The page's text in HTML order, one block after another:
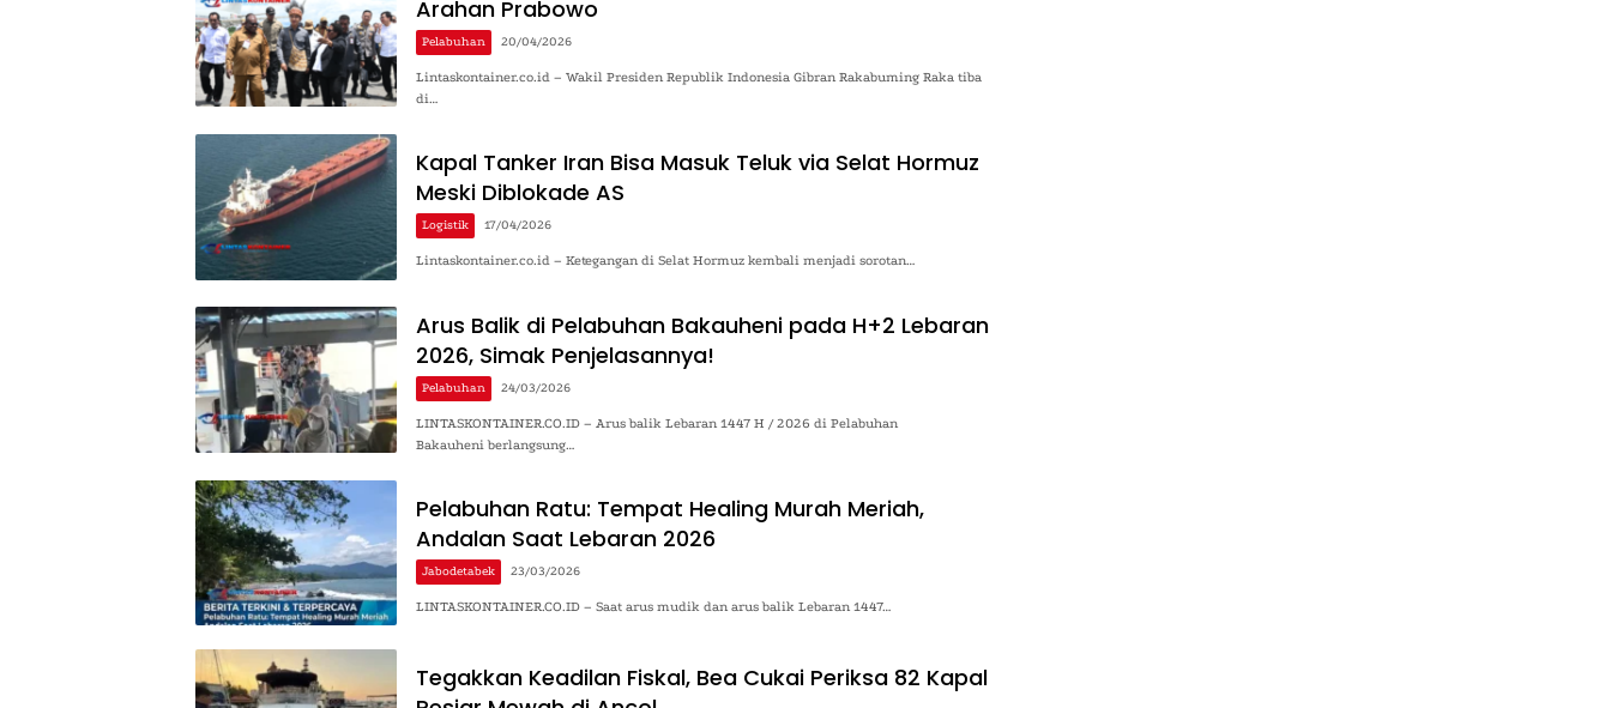
Arahan Prabowo
Pelabuhan 20/04/2026
Lintaskontainer.co.id – Wakil Presiden Republik Indonesia Gibran Rakabuming Raka tiba
di…
Kapal Tanker Iran Bisa Masuk Teluk via Selat Hormuz
Meski Diblokade AS
Logistik 17/04/2026
Lintaskontainer.co.id – Ketegangan di Selat Hormuz kembali menjadi sorotan…
Arus Balik di Pelabuhan Bakauheni pada H+2 Lebaran
2026, Simak Penjelasannya!
Pelabuhan 24/03/2026
LINTASKONTAINER.CO.ID – Arus balik Lebaran 1447 H / 2026 di Pelabuhan
Bakauheni berlangsung…
Pelabuhan Ratu: Tempat Healing Murah Meriah,
Andalan Saat Lebaran 2026
Jabodetabek 23/03/2026
LINTASKONTAINER.CO.ID – Saat arus mudik dan arus balik Lebaran 1447…
Tegakkan Keadilan Fiskal, Bea Cukai Periksa 82 Kapal